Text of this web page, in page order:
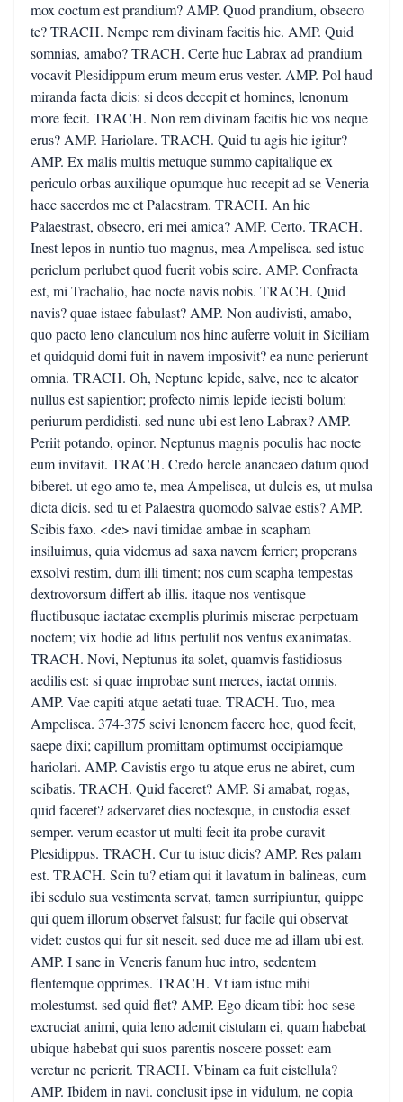
mox coctum est prandium? AMP. Quod prandium, obsecro
te? TRACH. Nempe rem divinam facitis hic. AMP. Quid
somnias, amabo? TRACH. Certe huc Labrax ad prandium
vocavit Plesidippum erum meum erus vester. AMP. Pol haud
miranda facta dicis: si deos decepit et homines, lenonum
more fecit. TRACH. Non rem divinam facitis hic vos neque
erus? AMP. Hariolare. TRACH. Quid tu agis hic igitur?
AMP. Ex malis multis metuque summo capitalique ex
periculo orbas auxilique opumque huc recepit ad se Veneria
haec sacerdos me et Palaestram. TRACH. An hic
Palaestrast, obsecro, eri mei amica? AMP. Certo. TRACH.
Inest lepos in nuntio tuo magnus, mea Ampelisca. sed istuc
periclum perlubet quod fuerit vobis scire. AMP. Confracta
est, mi Trachalio, hac nocte navis nobis. TRACH. Quid
navis? quae istaec fabulast? AMP. Non audivisti, amabo,
quo pacto leno clanculum nos hinc auferre voluit in Siciliam
et quidquid domi fuit in navem imposivit? ea nunc perierunt
omnia. TRACH. Oh, Neptune lepide, salve, nec te aleator
nullus est sapientior; profecto nimis lepide iecisti bolum:
periurum perdidisti. sed nunc ubi est leno Labrax? AMP.
Periit potando, opinor. Neptunus magnis poculis hac nocte
eum invitavit. TRACH. Credo hercle anancaeo datum quod
biberet. ut ego amo te, mea Ampelisca, ut dulcis es, ut mulsa
dicta dicis. sed tu et Palaestra quomodo salvae estis? AMP.
Scibis faxo. <de> navi timidae ambae in scapham
insiluimus, quia videmus ad saxa navem ferrier; properans
exsolvi restim, dum illi timent; nos cum scapha tempestas
dextrovorsum differt ab illis. itaque nos ventisque
fluctibusque iactatae exemplis plurimis miserae perpetuam
noctem; vix hodie ad litus pertulit nos ventus exanimatas.
TRACH. Novi, Neptunus ita solet, quamvis fastidiosus
aedilis est: si quae improbae sunt merces, iactat omnis.
AMP. Vae capiti atque aetati tuae. TRACH. Tuo, mea
Ampelisca. 374-375 scivi lenonem facere hoc, quod fecit,
saepe dixi; capillum promittam optimumst occipiamque
hariolari. AMP. Cavistis ergo tu atque erus ne abiret, cum
scibatis. TRACH. Quid faceret? AMP. Si amabat, rogas,
quid faceret? adservaret dies noctesque, in custodia esset
semper. verum ecastor ut multi fecit ita probe curavit
Plesidippus. TRACH. Cur tu istuc dicis? AMP. Res palam
est. TRACH. Scin tu? etiam qui it lavatum in balineas, cum
ibi sedulo sua vestimenta servat, tamen surripiuntur, quippe
qui quem illorum observet falsust; fur facile qui observat
videt: custos qui fur sit nescit. sed duce me ad illam ubi est.
AMP. I sane in Veneris fanum huc intro, sedentem
flentemque opprimes. TRACH. Vt iam istuc mihi
molestumst. sed quid flet? AMP. Ego dicam tibi: hoc sese
excruciat animi, quia leno ademit cistulam ei, quam habebat
ubique habebat qui suos parentis noscere posset: eam
veretur ne perierit. TRACH. Vbinam ea fuit cistellula?
AMP. Ibidem in navi. conclusit ipse in vidulum, ne copia